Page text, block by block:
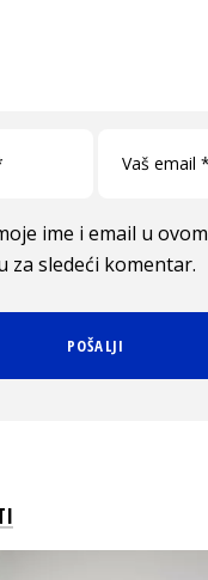
ime i email u ovom
za sledeći komentar.